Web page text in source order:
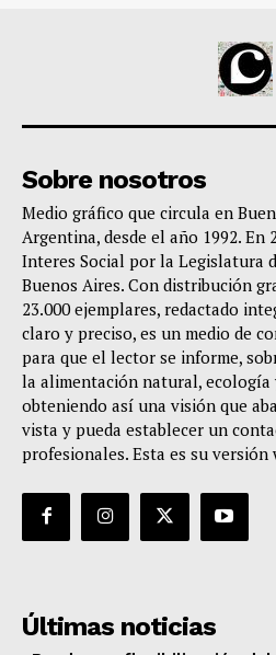
Sobre nosotros
Medio gráfico que circula en
Argentina, desde el año 1992. En
Interes Social por la Legislatura
Buenos Aires. Con distribución
23.000 ejemplares, redactado
claro y preciso, es un medio de
para que el lector se informe,
la alimentación natural, ecología
obteniendo así una visión que
vista y pueda establecer un
profesionales. Esta es su versión
Últimas noticias